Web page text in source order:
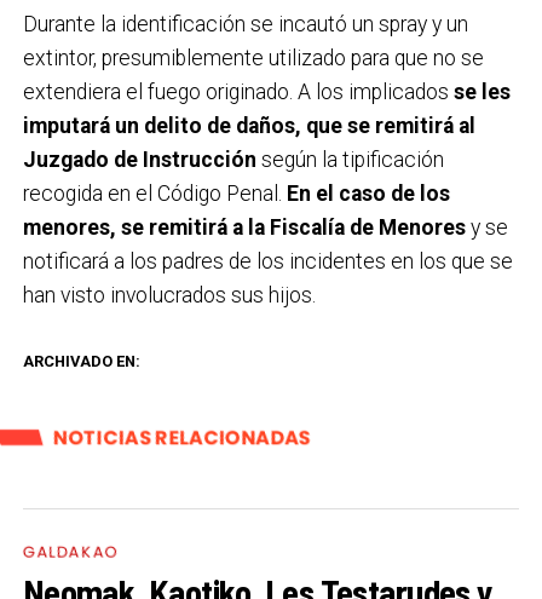
Durante la identificación se incautó un spray y un
extintor, presumiblemente utilizado para que no se
extendiera el fuego originado. A los implicados se les
imputará un delito de daños, que se remitirá al
Juzgado de Instrucción según la tipificación
recogida en el Código Penal. En el caso de los
menores, se remitirá a la Fiscalía de Menoresy se
notificará a los padres de los incidentes en los que se
han visto involucrados sus hijos.
ARCHIVADO EN:
NOTICIAS RELACIONADAS
GALDAKAO